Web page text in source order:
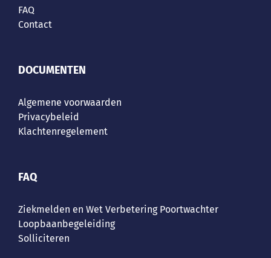
FAQ
Contact
DOCUMENTEN
Algemene voorwaarden
Privacybeleid
Klachtenregelement
FAQ
Ziekmelden en Wet Verbetering Poortwachter
Loopbaanbegeleiding
Solliciteren